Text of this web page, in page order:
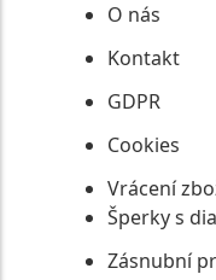
O nás
Kontakt
GDPR
Cookies
Vrácení
Šperky s
Zásnubní